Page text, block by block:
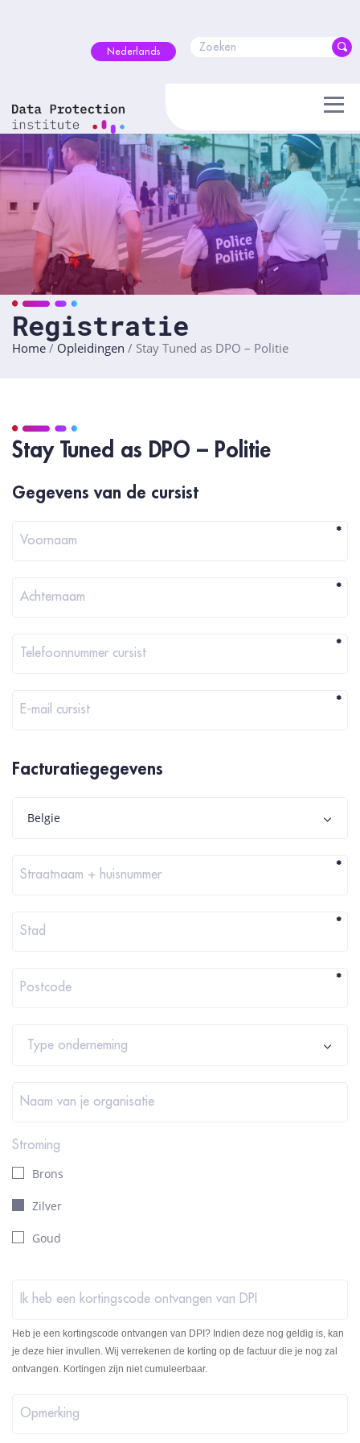
Nederlands
Registratie
Home / Opleidingen / Stay Tuned as DPO – Politie
Stay Tuned as DPO – Politie
Gegevens van de cursist
Voornaam
*
Achternaam
*
Telefoonnummer cursist
*
E-mail cursist
*
Facturatiegegevens
Belgie
Straatnaam + huisnummer
*
Stad
*
Postcode
*
Type onderneming
Naam van je organisatie
Stroming
Brons
Zilver
Goud
Ik heb een kortingscode ontvangen van DPI
Heb je een kortingscode ontvangen van DPI? Indien deze nog geldig is, kan
je deze hier invullen. Wij verrekenen de korting op de factuur die je nog zal
ontvangen. Kortingen zijn niet cumuleerbaar.
Opmerking